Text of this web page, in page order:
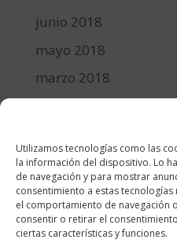
Utilizamos tecnologías como las
la información del dispositivo. Lo
de navegación y para mostrar
consentimiento a estas
el comportamiento de navegación
consentir o retirar el
ciertas características y funciones.
junio 2018
mayo 2018
marzo 2018
diciembre 2017
Categorías
cocina y recetas